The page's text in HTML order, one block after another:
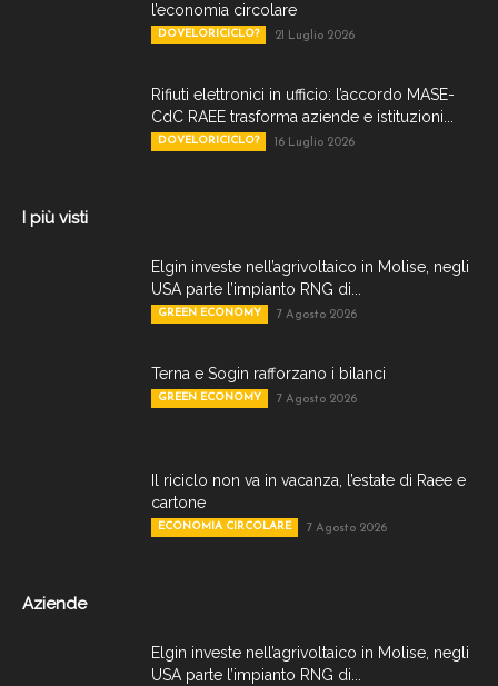
l’economia circolare
DOVELORICICLO? 21 Luglio 2026
Rifiuti elettronici in ufficio: l’accordo MASE-
CdC RAEE trasforma aziende e istituzioni...
DOVELORICICLO? 16 Luglio 2026
I più visti
Elgin investe nell’agrivoltaico in Molise, negli
USA parte l’impianto RNG di...
GREEN ECONOMY 7 Agosto 2026
Terna e Sogin rafforzano i bilanci
GREEN ECONOMY 7 Agosto 2026
Il riciclo non va in vacanza, l’estate di Raee e
cartone
ECONOMIA CIRCOLARE 7 Agosto 2026
Aziende
Elgin investe nell’agrivoltaico in Molise, negli
USA parte l’impianto RNG di...